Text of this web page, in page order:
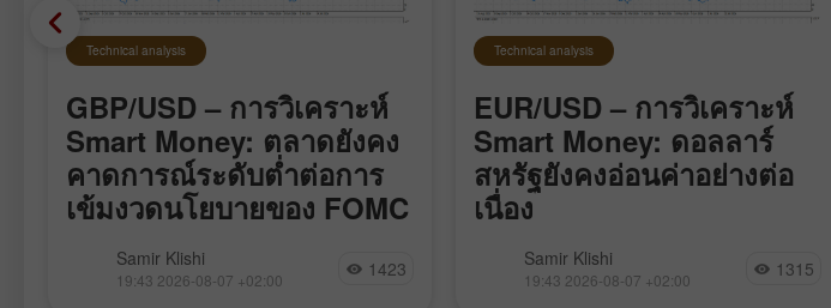
Technical analysis
GBP/USD – การวิเคราะห์
Smart Money: ตลาดยังคง
คาดการณ์ระดับต่ำต่อการ
เข้มงวดนโยบายของ FOMC
คู่เงิน GBP/USD เคลื่อนไหวค่อนข้าง
สงบตลอดสัปดาห์นี้ เหมือนกำลังรอ
Samir Klishi
19:43 2026-08-07 +02:00 1423
Technical analysis
EUR/USD – การวิเคราะห์
Smart Money: ดอลลาร์
สหรัฐยังคงอ่อนค่าอย่างต่อ
เนื่อง
คู่เงิน EUR/USD ยังคงเคลื่อนไหวอยู่ใน
แรงกระตุ้นขาลงในกรอบย่อย (local
Samir Klishi
19:43 2026-08-07 +02:00 1315
เปิดบัญชีสาธิต